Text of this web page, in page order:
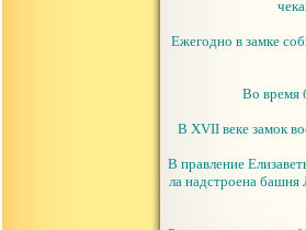
Ежегодно в замке
Во время
В XVII веке замок
В правление
ла надстроена